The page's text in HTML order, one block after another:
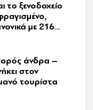
το ξενοδοχείο
με 216
η
άνδρα –
στον
τουρίστα